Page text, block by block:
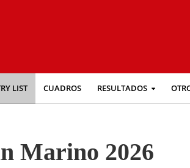
LIST CUADROS RESULTADOS
Marino 2026